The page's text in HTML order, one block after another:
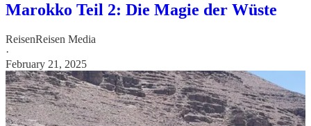
Marokko Teil 2: Die Magie der Wüste
ReisenReisen Media
·
February 21, 2025